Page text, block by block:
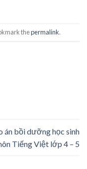
thepermalink.
án bồi dưỡng học sinh
Tiếng Việt lớp 4 – 5